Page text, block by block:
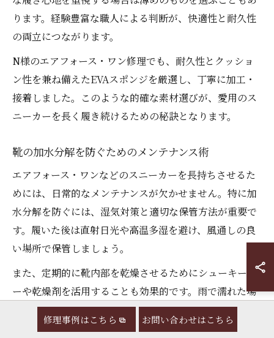
ります。経験豊富な職人による判断が、快適性と耐久性
の両立につながります。
N様のエアフォース・ワン修理でも、耐久性とクッショ
ン性を兼ね備えたEVAスポンジを厳選し、丁寧に加工・
接着しました。このような的確な素材選びが、愛用のス
ニーカーを長く履き続けるための秘訣となります。
靴の加水分解を防ぐためのメンテナンス術
エアフォース・ワンなどのスニーカーを長持ちさせるた
めには、日常的なメンテナンスが欠かせません。特に加
水分解を防ぐには、湿気対策と適切な保管方法が重要で
す。履いた後は直射日光や高温多湿を避け、風通しの良
い場所で保管しましょう。
また、定期的に靴内部を乾燥させるためにシューキーパ
ーや乾燥剤を活用することも効果的です。雨で濡れた場
合は、すぐに新聞紙などで水分を吸い取り、完全に乾か
してから保管することがポイントです。加水分解の進行
修理事例はこちら お問い合わせはこちら